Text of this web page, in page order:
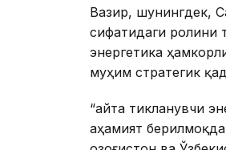
Вазир, шунингдек,
сифатидаги ролини
энергетика
муҳим стратегик
“Қайта тикланувчи
аҳамият